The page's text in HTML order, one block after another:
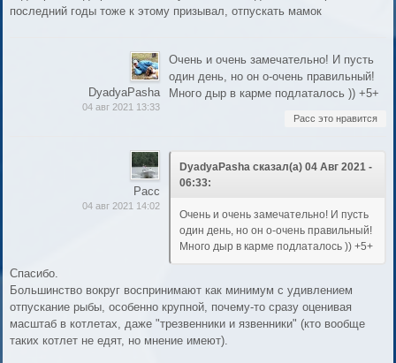
последний годы тоже к этому призывал, отпускать мамок
DyadyaPasha
04 авг 2021 13:33
Очень и очень замечательно! И пусть
один день, но он о-очень правильный!
Много дыр в карме подлаталось )) +5+
Расс это нравится
Расс
04 авг 2021 14:02
DyadyaPasha сказал(а) 04 Авг 2021 -
06:33:
Очень и очень замечательно! И пусть
один день, но он о-очень правильный!
Много дыр в карме подлаталось )) +5+
Спасибо.
Большинство вокруг воспринимают как минимум с удивлением
отпускание рыбы, особенно крупной, почему-то сразу оценивая
масштаб в котлетах, даже "трезвенники и язвенники" (кто вообще
таких котлет не едят, но мнение имеют).